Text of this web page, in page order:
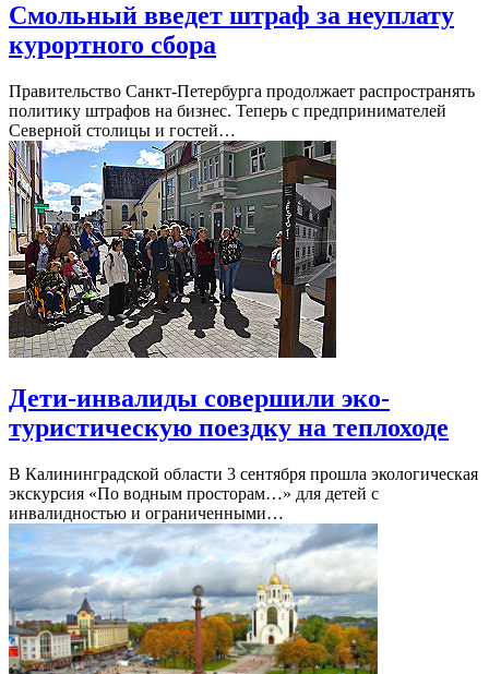
Смольный введет штраф за неуплату
курортного сбора
Правительство Санкт-Петербурга продолжает распространять
политику штрафов на бизнес. Теперь с предпринимателей
Северной столицы и гостей…
Дети-инвалиды совершили эко-
туристическую поездку на теплоходе
В Калининградской области 3 сентября прошла экологическая
экскурсия «По водным просторам…» для детей с
инвалидностью и ограниченными…